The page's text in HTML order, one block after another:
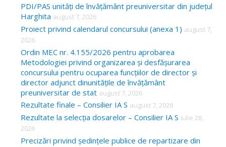
c
h
f
o
r
PDI/PAS unități de învățământ preuniversitar din județul
Harghita august 7, 2026
Proiect privind calendarul concursului (anexa 1) august 7,
2026
Ordin MEC nr. 4.155/2026 pentru aprobarea
Metodologiei privind organizarea și desfășurarea
concursului pentru ocuparea funcțiilor de director și
director adjunct dinunitățile de învățământ
preuniversitar de stat august 7, 2026
Rezultate finale – Consilier IA S august 7, 2026
Rezultate la selecția dosarelor – Consilier IA S iulie 28,
2026
Precizări privind ședințele publice de repartizare din